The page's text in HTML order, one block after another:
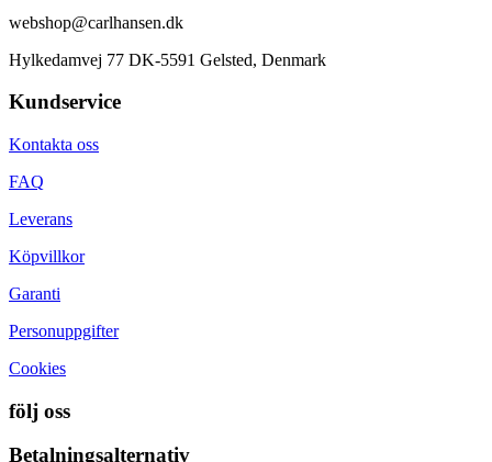
webshop@carlhansen.dk
Hylkedamvej 77 DK-5591 Gelsted, Denmark
Kundservice
Kontakta oss
FAQ
Leverans
Köpvillkor
Garanti
Personuppgifter
Cookies
följ oss
Betalningsalternativ